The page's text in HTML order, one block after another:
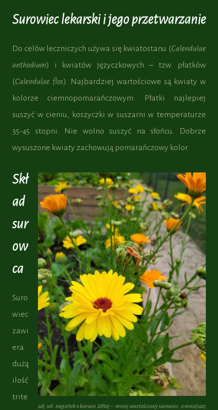
Surowiec lekarski i jego przetwarzanie
Do celów leczniczych używa się kwiatostanu (Calendulae
anthodium) i kwiatów języczkowych – tzw. płatków
(Calendulae flos). Najbardziej wartościowe są kwiaty w
kolorze ciemnopomarańczowym. Płatki najlepiej
suszyć w cieniu, koszyczki w suszarni w temperaturze
35-45 stopni. Nie wolno suszyć na słońcu. Dobrze
wysuszone kwiaty zachowują pomarańczowy kolor.
zdj. wł. nagietek o barwie żółtej – mniej wartościowy surowiec, o mniejszej
Skł
ad
sur
ow
ca
Suro
wiec
zawi
era
dużą
ilość
trite